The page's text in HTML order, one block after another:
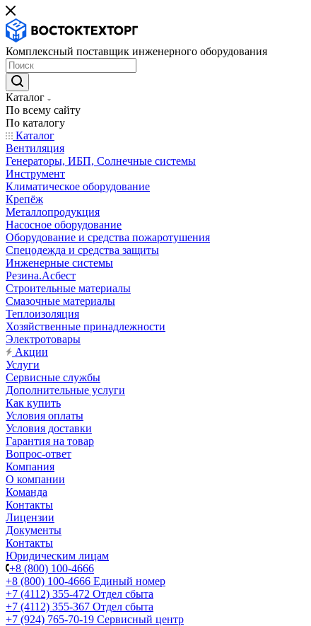
Комплексный поставщик инженерного оборудования
Каталог
По всему сайту
По каталогу
Каталог
Вентиляция
Генераторы, ИБП, Солнечные системы
Инструмент
Климатическое оборудование
Крепёж
Металлопродукция
Насосное оборудование
Оборудование и средства пожаротушения
Спецодежда и средства защиты
Инженерные системы
Резина.Асбест
Строительные материалы
Смазочные материалы
Теплоизоляция
Хозяйственные принадлежности
Электротовары
Акции
Услуги
Сервисные службы
Дополнительные услуги
Как купить
Условия оплаты
Условия доставки
Гарантия на товар
Вопрос-ответ
Компания
О компании
Команда
Контакты
Лицензии
Документы
Контакты
Юридическим лицам
+8 (800) 100-4666
+8 (800) 100-4666 Единый номер
+7 (4112) 355-472 Отдел сбыта
+7 (4112) 355-367 Отдел сбыта
+7 (924) 765-70-19 Сервисный центр